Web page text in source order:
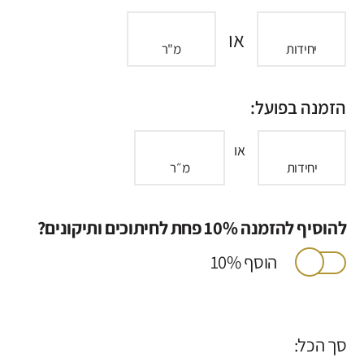
יחידות או מ"ר
הזמנה בפועל:
יחידות
או
מ״ר
להוסיף להזמנה 10% פחת לחיתוכים ותיקונים?
הוסף 10%
סך הכל: